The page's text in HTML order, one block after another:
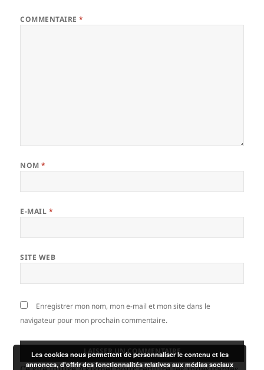
COMMENTAIRE*
NOM*
E-MAIL *
SITE WEB
Enregistrer mon nom, mon e-mail et mon site dans le
navigateur pour mon prochain commentaire.
Les cookies nous permettent de personnaliser le contenu et les
annonces, d'offrir des fonctionnalités relatives aux médias sociaux